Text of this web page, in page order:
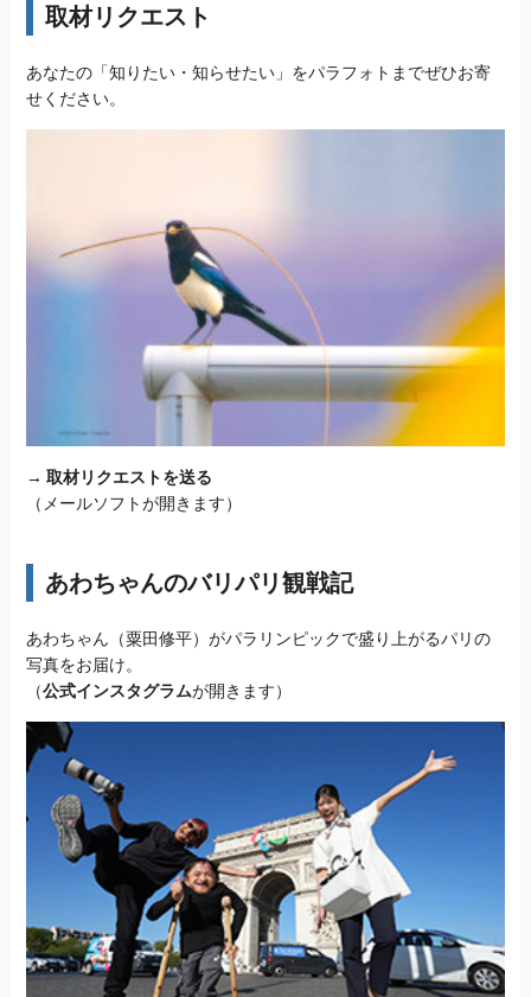
取材リクエスト
あなたの「知りたい・知らせたい」をパラフォトまでぜひお寄
せください。
→ 取材リクエストを送る
（メールソフトが開きます）
あわちゃんのバリパリ観戦記
あわちゃん（粟田修平）がパラリンピックで盛り上がるパリの
写真をお届け。
（公式インスタグラムが開きます）